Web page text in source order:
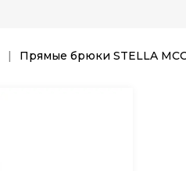
Прямые брюки STELLA